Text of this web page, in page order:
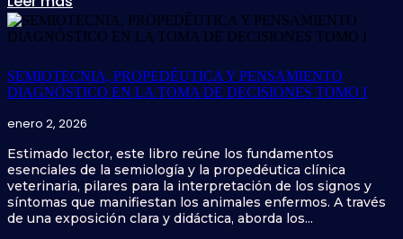
SEMIOTECNIA, PROPEDÉUTICA Y PENSAMIENTO
DIAGNÓSTICO EN LA TOMA DE DECISIONES TOMO I
enero 2, 2026
Estimado lector, este libro reúne los fundamentos
esenciales de la semiología y la propedéutica clínica
veterinaria, pilares para la interpretación de los signos y
síntomas que manifiestan los animales enfermos. A través
de una exposición clara y didáctica, aborda los...